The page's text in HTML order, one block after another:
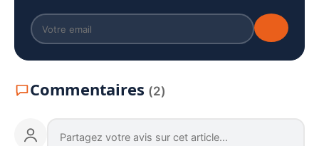
Commentaires (2)